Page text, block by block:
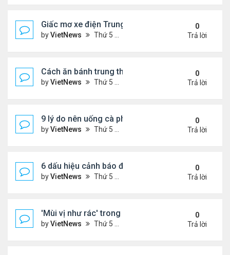
Giấc mơ xe điện Trung Quốc: Các hãng công
byVietNews Thứ 5 Tháng 8 18, 2022 5:28 pm
0
Trả lời
Cách ăn bánh trung thu không lo béo
byVietNews Thứ 5 Tháng 8 18, 2022 5:25 pm
0
Trả lời
9 lý do nên uống cà phê mỗi ngày
byVietNews Thứ 5 Tháng 8 18, 2022 5:11 pm
0
Trả lời
6 dấu hiệu cảnh báo đau tim ở phụ nữ cần lưu ý
byVietNews Thứ 5 Tháng 8 18, 2022 5:09 pm
0
Trả lời
'Mùi vị như rác' trong miệng sau khi uống thuốc
byVietNews Thứ 5 Tháng 8 18, 2022 4:39 pm
0
Trả lời